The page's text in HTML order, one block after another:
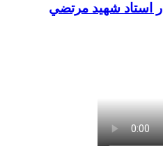
استاد شهيد مرتضي